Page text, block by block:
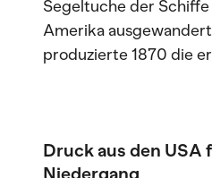
Segeltuche der Schiffe
Amerika
produzierte 1870 die
Druck aus den USA
Niedergang